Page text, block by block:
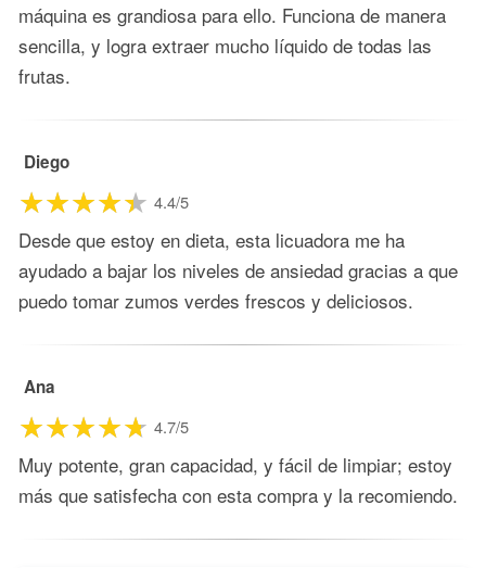
máquina es grandiosa para ello. Funciona de manera
sencilla, y logra extraer mucho líquido de todas las
frutas.
Diego
4.4/5
Desde que estoy en dieta, esta licuadora me ha
ayudado a bajar los niveles de ansiedad gracias a que
puedo tomar zumos verdes frescos y deliciosos.
Ana
4.7/5
Muy potente, gran capacidad, y fácil de limpiar; estoy
más que satisfecha con esta compra y la recomiendo.